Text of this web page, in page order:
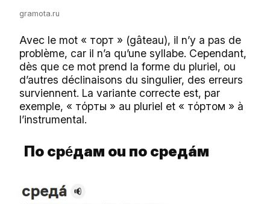
gramota.ru
Avec le mot « торт » (gâteau), il n’y a pas de
problème, car il n’a qu’une syllabe. Cependant,
dès que ce mot prend la forme du pluriel, ou
d’autres déclinaisons du singulier, des erreurs
surviennent. La variante correcte est, par
exemple, « тόрты » au pluriel et « тόртом » à
l’instrumental.
По сре́дам ou по средáм